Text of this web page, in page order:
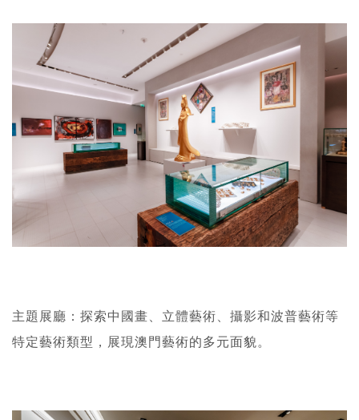
主題展廳：探索中國畫、立體藝術、攝影和波普藝術等
特定藝術類型，展現澳門藝術的多元面貌 。